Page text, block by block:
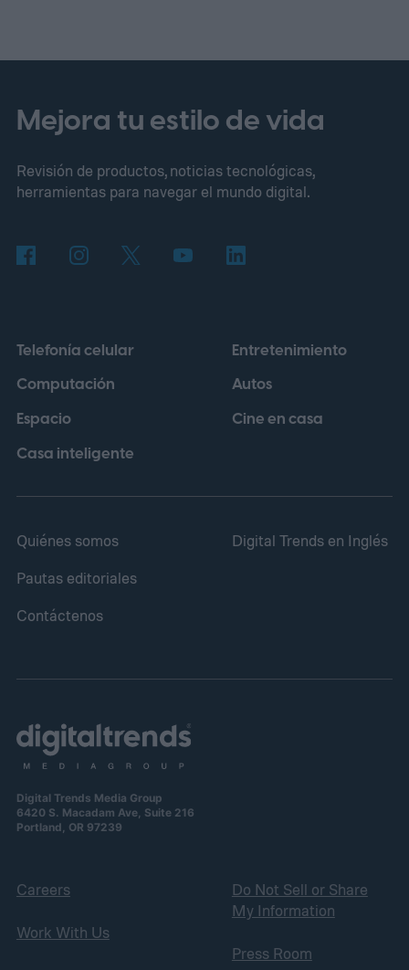
Mejora tu estilo de vida
Revisión de productos, noticias tecnológicas,
herramientas para navegar el mundo digital.
Telefonía celular
Computación
Espacio
Casa inteligente
Entretenimiento
Autos
Cine en casa
Quiénes somos
Pautas editoriales
Contáctenos
Digital Trends en Inglés
Digital Trends Media Group
6420 S. Macadam Ave, Suite 216
Portland, OR 97239
Careers
Work With Us
Do Not Sell or Share
My Information
Press Room